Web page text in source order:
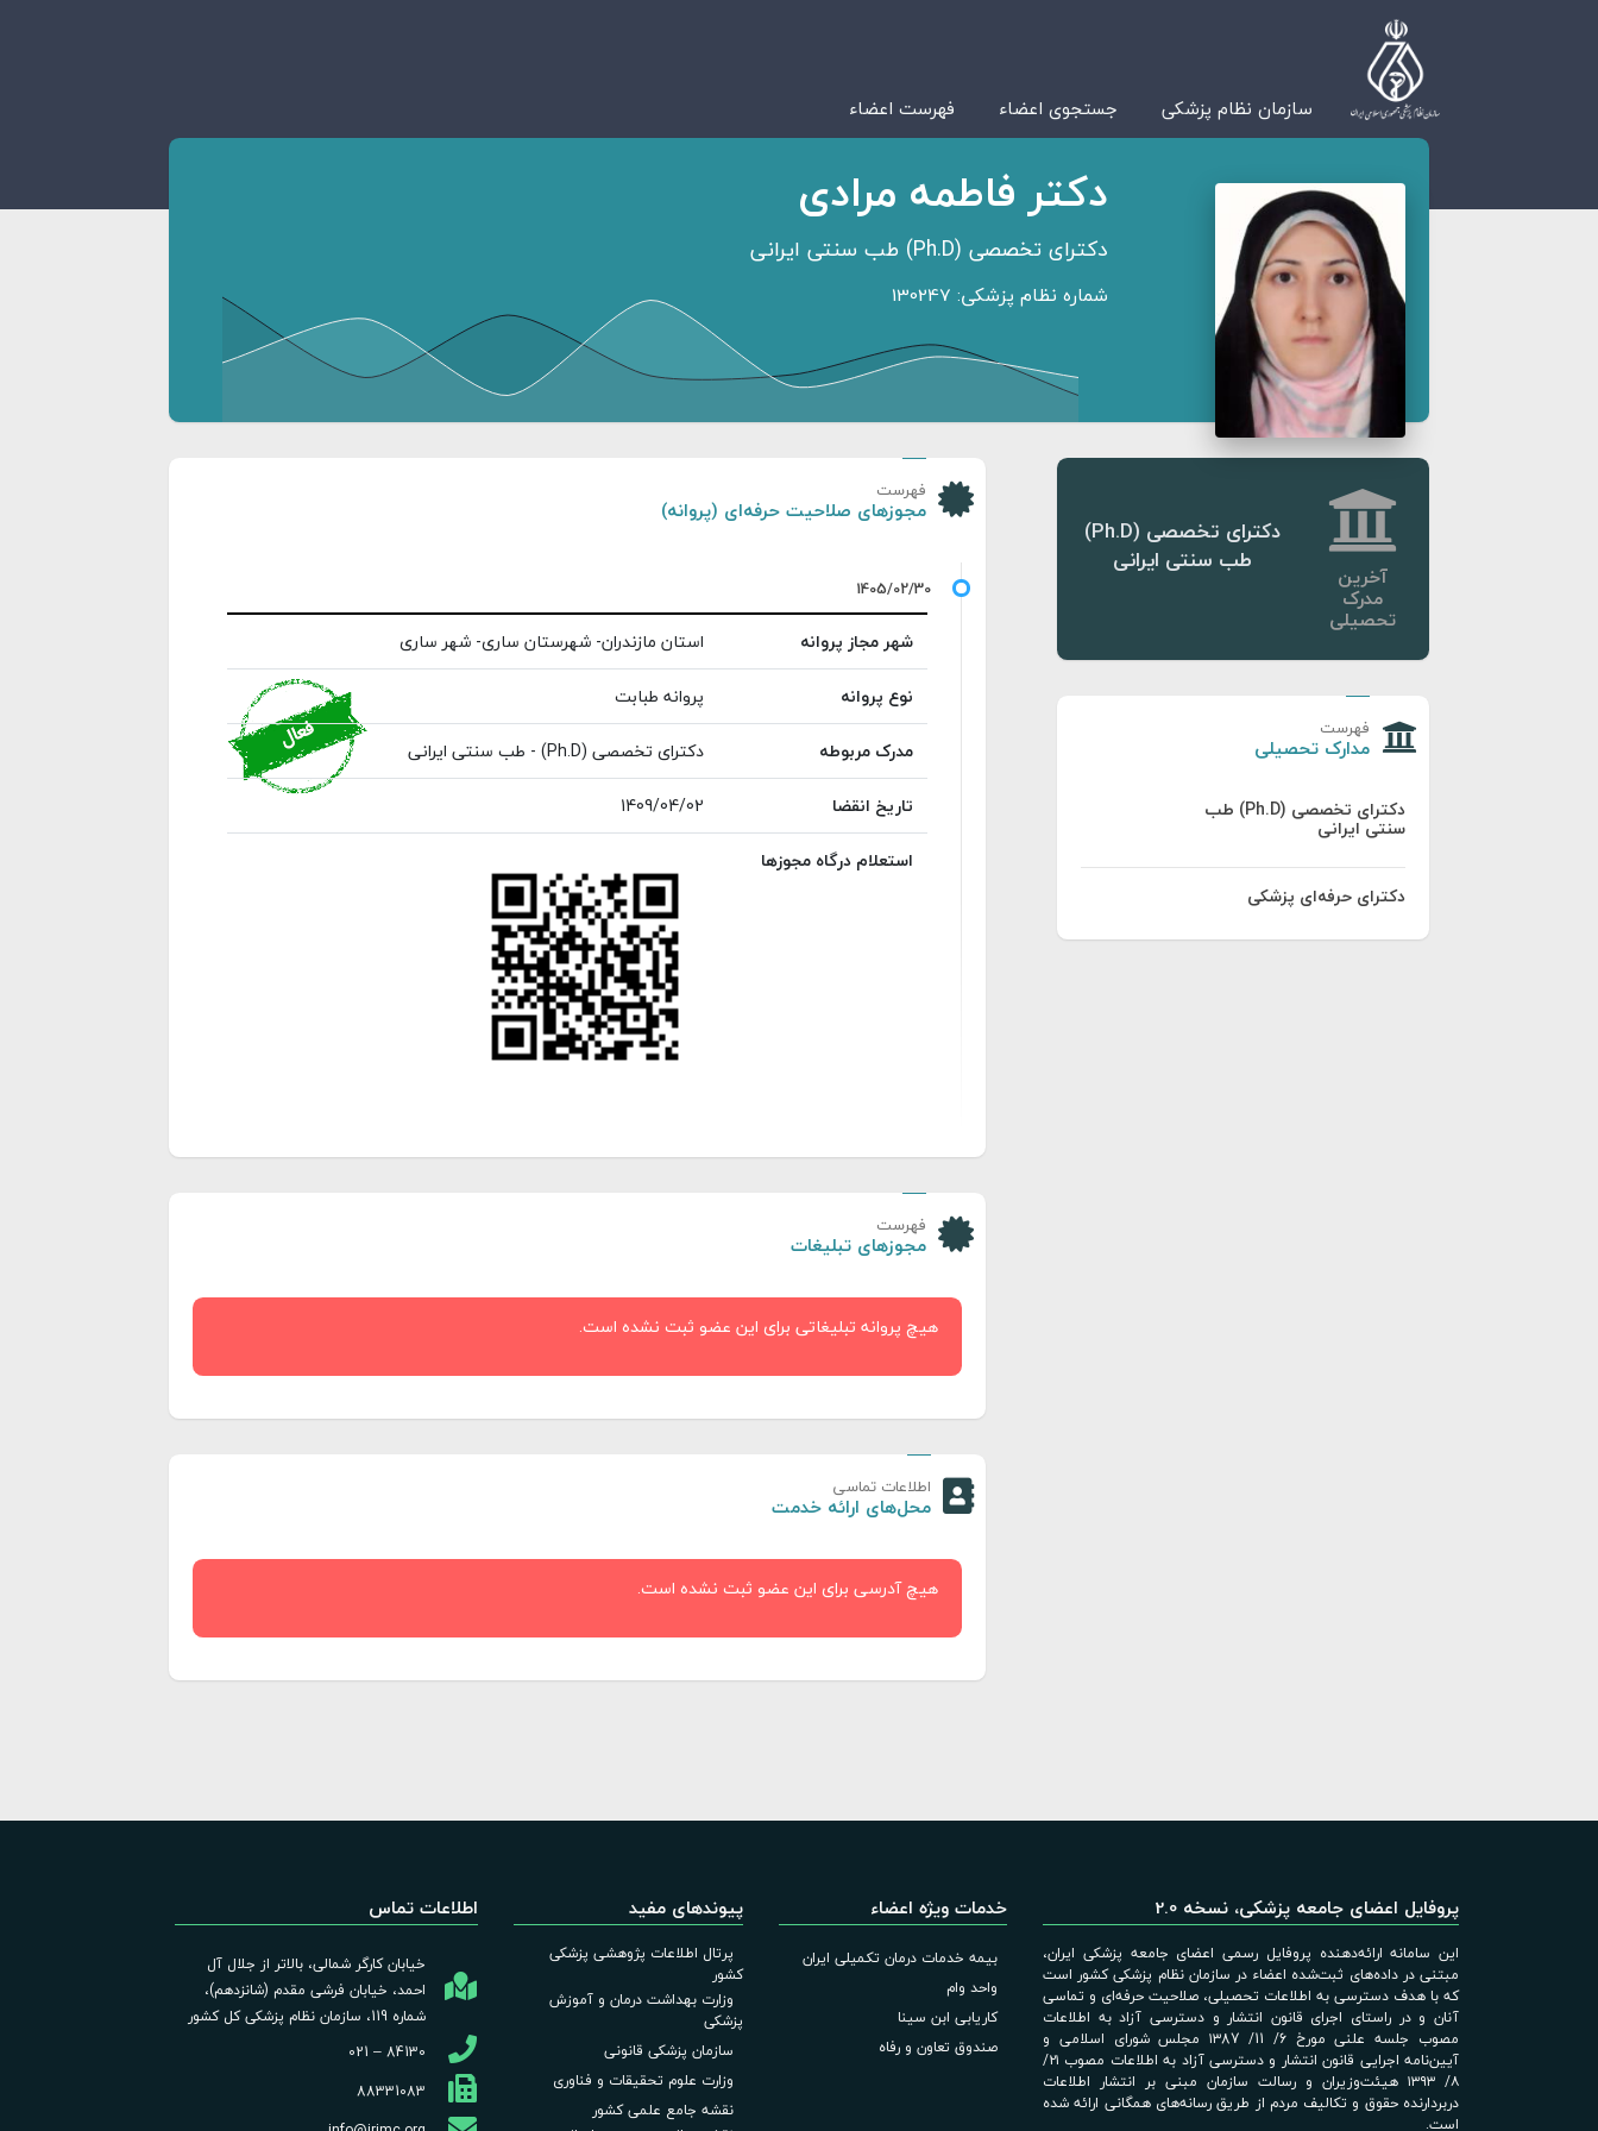
سازمان نظام پزشکی جستجوی اعضاء فهرست اعضاء
دکتر فاطمه مرادی
دکترای تخصصی (Ph.D) طب سنتی ایرانی
شماره نظام پزشکی: 130247
آخرین
مدرک
تحصیلی
دکترای تخصصی (Ph.D)
طب سنتی ایرانی
فهرست
مدارک تحصیلی
دکترای تخصصی (Ph.D) طب
سنتی ایرانی
دکترای حرفه‌ای پزشکی
فهرست
مجوزهای صلاحیت حرفه‌ای (پروانه)
شهر مجاز پروانه
استان مازندران- شهرستان ساری- شهر ساری
نوع پروانه
پروانه طبابت
مدرک مربوطه
دکترای تخصصی (Ph.D) - طب سنتی ایرانی
تاریخ انقضا
1409/04/02
استعلام درگاه مجوزها
فهرست
مجوزهای تبلیغات
هیچ پروانه تبلیغاتی برای این عضو ثبت نشده است.
اطلاعات تماسی
محل‌های ارائه خدمت
هیچ آدرسی برای این عضو ثبت نشده است.
پروفایل اعضای جامعه پزشکی، نسخه 2.0
این سامانه ارائه‌دهنده پروفایل رسمی اعضای جامعه پزشکی ایران،
مبتنی در داده‌های ثبت‌شده اعضاء در سازمان نظام پزشکی کشور است
که با هدف دسترسی به اطلاعات تحصیلی، صلاحیت حرفه‌ای و تماسی
آنان و در راستای اجرای قانون انتشار و دسترسی آزاد به اطلاعات
مصوب جلسه علنی مورخ 6/ 11/ ۱۳87 مجلس شورای اسلامی و
آیین‌نامه اجرایی قانون انتشار و دسترسی آزاد به اطلاعات مصوب ۲۱/
۸/ ۱۳۹۳ هیئت‌وزیران و رسالت سازمان مبنی بر انتشار اطلاعات
دربردارنده حقوق و تکالیف مردم از طریق رسانه‌های همگانی ارائه شده
است.
خدمات ویژه اعضاء
بیمه خدمات درمان تکمیلی ایران
واحد وام
کاریابی ابن سینا
صندوق تعاون و رفاه
پیوندهای مفید
پرتال اطلاعات پژوهشی پزشکی
کشور
وزارت بهداشت درمان و آموزش
پزشکی
سازمان پزشکی قانونی
وزارت علوم تحقیقات و فناوری
نقشه جامع علمی کشور
اطلاعات تماس
خیابان کارگر شمالی، بالاتر از جلال آل
احمد، خیابان فرشی مقدم (شانزدهم)،
شماره 119، سازمان نظام پزشکی کل کشور
84130 – 021
88331083